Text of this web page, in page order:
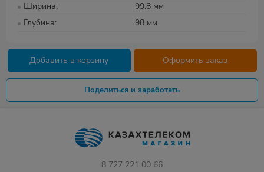
Ширина
99.8 мм
Глубина
98 мм
Добавить в корзину Оформить заказ
Поделиться и заработать
8 727 221 00 66